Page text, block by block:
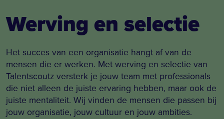
Werving en selectie
Het succes van een organisatie hangt af van de
mensen die er werken. Met werving en selectie van
Talentscoutz versterk je jouw team met professionals
die niet alleen de juiste ervaring hebben, maar ook de
juiste mentaliteit. Wij vinden de mensen die passen bij
jouw organisatie, jouw cultuur en jouw ambities.